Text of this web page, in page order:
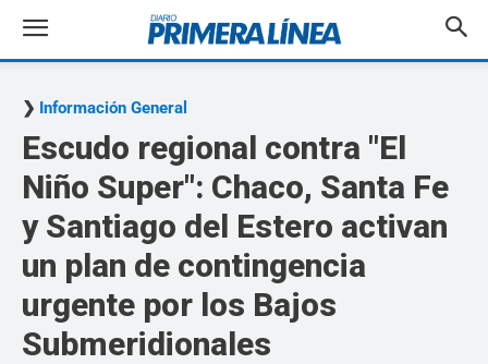
Información General
Escudo regional contra "El
Niño Super": Chaco, Santa Fe
y Santiago del Estero activan
un plan de contingencia
urgente por los Bajos
Submeridionales